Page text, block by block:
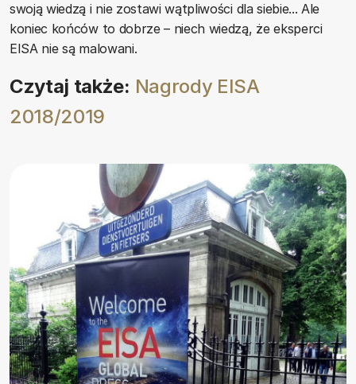
swoją wiedzą i nie zostawi wątpliwości dla siebie... Ale
koniec końców to dobrze – niech wiedzą, że eksperci
EISA nie są malowani.
Czytaj także: Nagrody EISA
2018/2019